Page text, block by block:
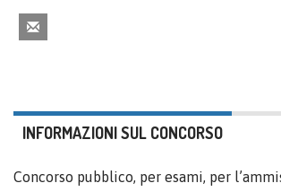
INFORMAZIONI SUL CONCORSO
Concorso pubblico, per esami, per